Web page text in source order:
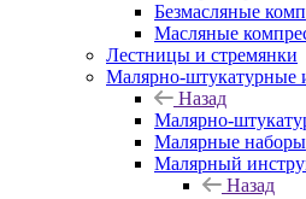
Безмасляные
Масляные
Лестницы и стремянки
Малярно-штукатурные
Назад
Малярно-
Малярные наборы
Малярный
Назад